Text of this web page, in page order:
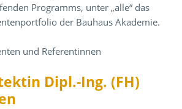
Programms, unter „alle“ das
der Bauhaus Akademie.
und Referentinnen
Dipl.-Ing. (FH)